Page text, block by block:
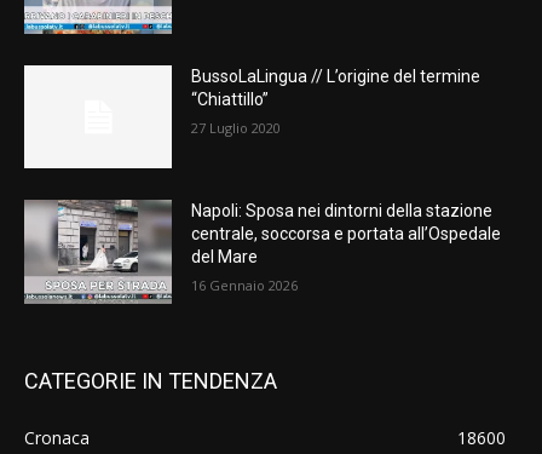
BussoLaLingua // L’origine del termine
“Chiattillo”
27 Luglio 2020
Napoli: Sposa nei dintorni della stazione
centrale, soccorsa e portata all’Ospedale
del Mare
16 Gennaio 2026
CATEGORIE IN TENDENZA
Cronaca
18600